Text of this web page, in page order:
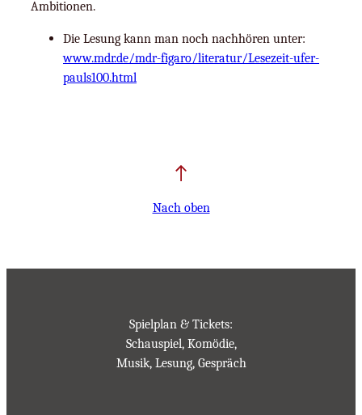
Ambitionen.
Die Lesung kann man noch nachhören unter:
www.mdr.de/mdr-figaro/literatur/Lesezeit-ufer-
pauls100.html
Nach oben
Spielplan & Tickets:
Schauspiel, Komödie,
Musik, Lesung, Gespräch